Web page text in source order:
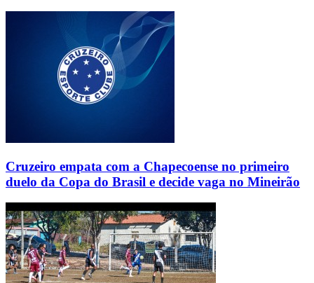
Cruzeiro empata com a Chapecoense no primeiro
duelo da Copa do Brasil e decide vaga no Mineirão